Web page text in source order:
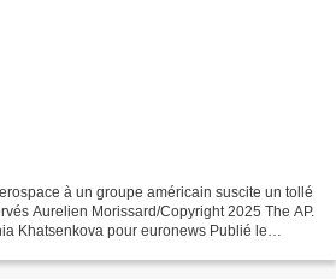
à un groupe américain suscite un tollé
Aurelien Morissard/Copyright 2025 The AP.
Khatsenkova pour euronews Publié le